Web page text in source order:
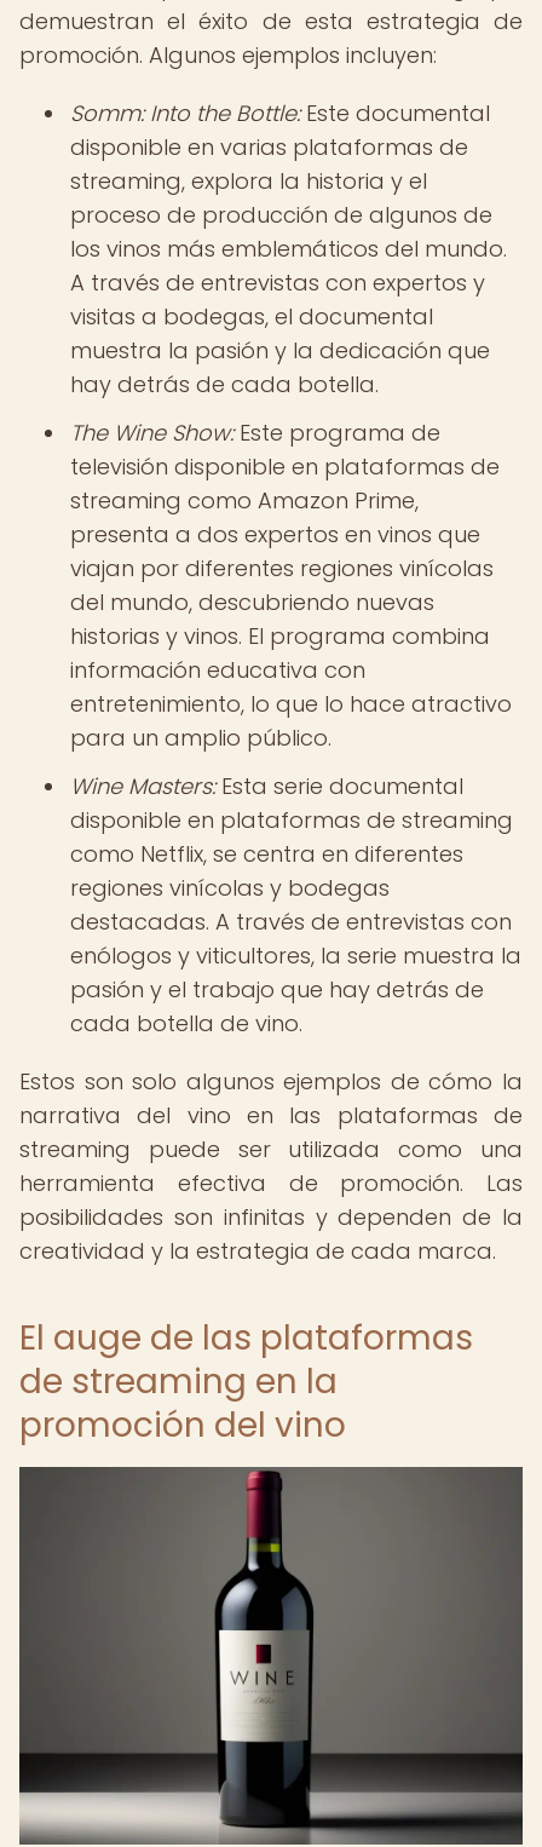
demuestran el éxito de esta estrategia de
promoción. Algunos ejemplos incluyen:
Somm: Into the Bottle:Este documental
disponible en varias plataformas de
streaming, explora la historia y el
proceso de producción de algunos de
los vinos más emblemáticos del mundo.
A través de entrevistas con expertos y
visitas a bodegas, el documental
muestra la pasión y la dedicación que
hay detrás de cada botella.
The Wine Show:Este programa de
televisión disponible en plataformas de
streaming como Amazon Prime,
presenta a dos expertos en vinos que
viajan por diferentes regiones vinícolas
del mundo, descubriendo nuevas
historias y vinos. El programa combina
información educativa con
entretenimiento, lo que lo hace atractivo
para un amplio público.
Wine Masters:Esta serie documental
disponible en plataformas de streaming
como Netflix, se centra en diferentes
regiones vinícolas y bodegas
destacadas. A través de entrevistas con
enólogos y viticultores, la serie muestra la
pasión y el trabajo que hay detrás de
cada botella de vino.
Estos son solo algunos ejemplos de cómo la
narrativa del vino en las plataformas de
streaming puede ser utilizada como una
herramienta efectiva de promoción. Las
posibilidades son infinitas y dependen de la
creatividad y la estrategia de cada marca.
El auge de las plataformas
de streaming en la
promoción del vino